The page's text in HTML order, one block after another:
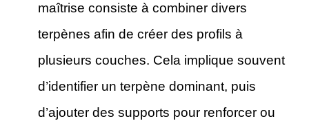
maîtrise consiste à combiner divers
terpènes afin de créer des profils à
plusieurs couches. Cela implique souvent
d’identifier un terpène dominant, puis
d’ajouter des supports pour renforcer ou